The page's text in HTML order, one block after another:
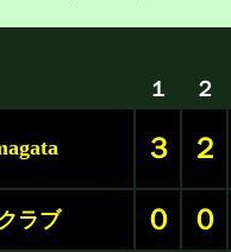
１ ２
３ ２
ラブ ０ ０